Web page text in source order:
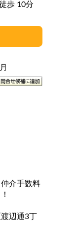
鹿児島本線 笹原 駅 徒歩 10分
介手数料
辺通3丁